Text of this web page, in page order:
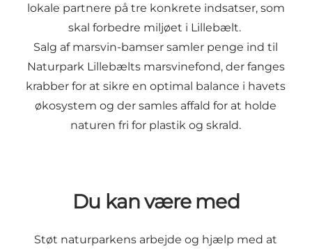
lokale partnere på tre konkrete indsatser, som
skal forbedre miljøet i Lillebælt.
Salg af marsvin-bamser samler penge ind til
Naturpark Lillebælts marsvinefond, der fanges
krabber for at sikre en optimal balance i havets
økosystem og der samles affald for at holde
naturen fri for plastik og skrald.
Du kan være med
Støt naturparkens arbejde og hjælp med at